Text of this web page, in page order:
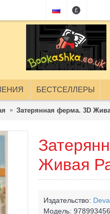
£
БЕСТСЕЛЛЕРЫ
Затерянная ферма. 3D
Живая
Издательство:
Модель: